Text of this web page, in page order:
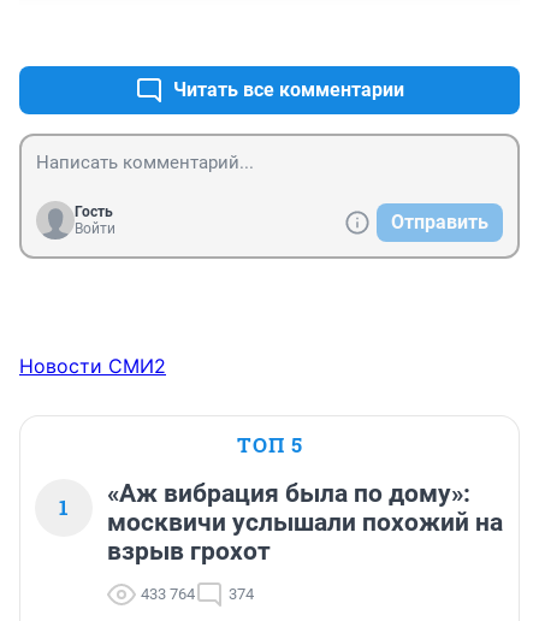
тут, что никому не нужно?Читать все комментарии
Гость
Войти
Отправить
Новости СМИ2
ТОП 5
1
«Аж вибрация была по дому»:
москвичи услышали похожий на
взрыв грохот
433 764 374